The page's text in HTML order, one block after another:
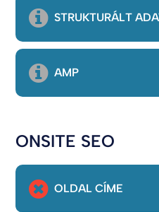
STRUKTURÁLT
AMP
ONSITE SEO
OLDAL CÍME